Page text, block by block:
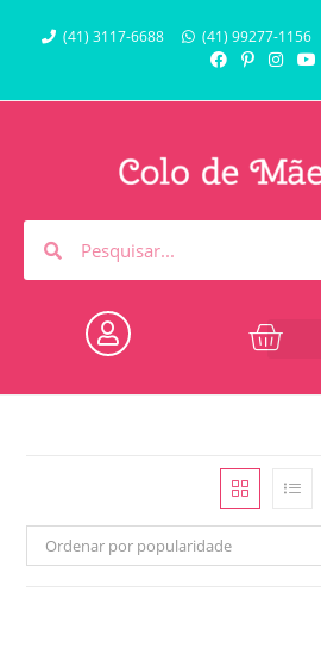
(41) 3117-6688 (41) 99277-1156
Ordenar por popularidade